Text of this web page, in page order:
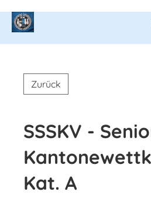
Zurück
SSSKV -
Kat. A